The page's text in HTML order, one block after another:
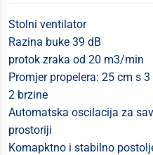
Stolni ventilator
Razina buke 39 dB
protok zraka od 20 m3/min
Promjer propelera: 25 cm s
2 brzine
Automatska oscilacija za
prostoriji
Komapktno i stabilno